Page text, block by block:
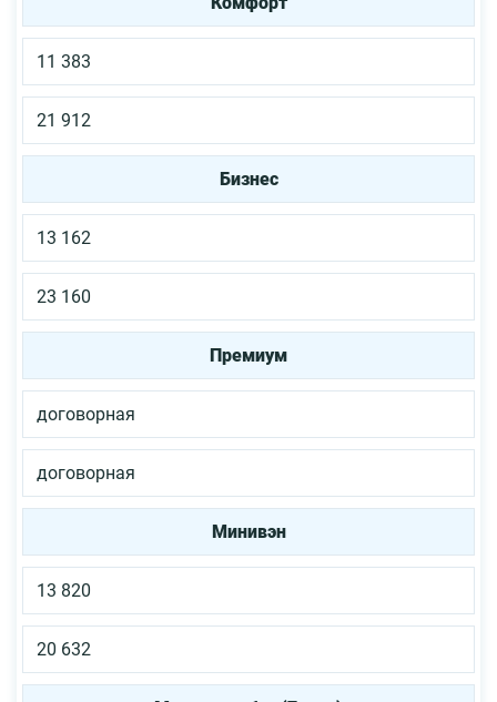
11 383
21 912
Бизнес
13 162
23 160
Премиум
договорная
договорная
Минивэн
13 820
20 632